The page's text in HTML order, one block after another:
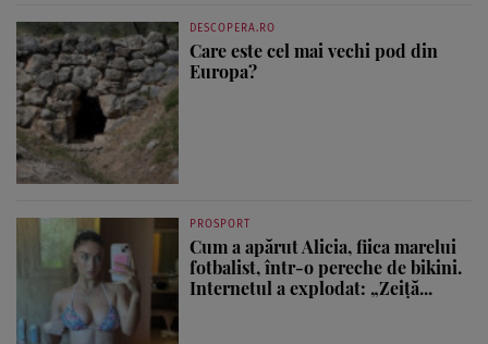
DESCOPERA.RO
Care este cel mai vechi pod din
Europa?
PROSPORT
Cum a apărut Alicia, fiica marelui
fotbalist, într-o pereche de bikini.
Internetul a explodat: „Zeiță...